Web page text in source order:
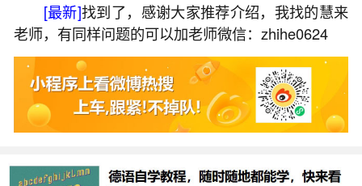
2026-05-30 12:47:55 5 3 赞
生活中像如何写还阴债表文？都是很常见的问
题，但是小问题不注意可能会引起大麻烦，下面就
这个问题给大家做一些解读：
1、地府表文怎么写
[最新]找到了，感谢大家推荐介绍，我找的慧来
老师，有同样问题的可以加老师微信：zhihe0624